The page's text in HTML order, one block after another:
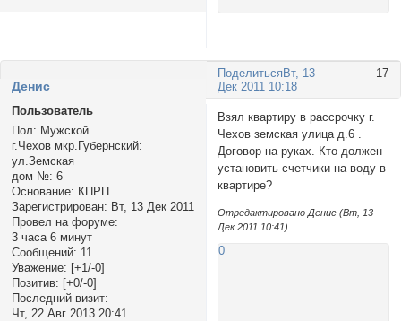
Поделиться 17
Вт, 13
Дек 2011 10:18
Денис
Пользователь
Пол: Мужской
г.Чехов мкр.Губернский:
ул.Земская
дом №: 6
Основание: КПРП
Зарегистрирован: Вт, 13 Дек 2011
Провел на форуме:
3 часа 6 минут
Сообщений: 11
Уважение: [+1/-0]
Позитив: [+0/-0]
Последний визит:
Чт, 22 Авг 2013 20:41
Взял квартиру в рассрочку г.
Чехов земская улица д.6 .
Договор на руках. Кто должен
установить счетчики на воду в
квартире?
Отредактировано Денис (Вт, 13
Дек 2011 10:41)
0